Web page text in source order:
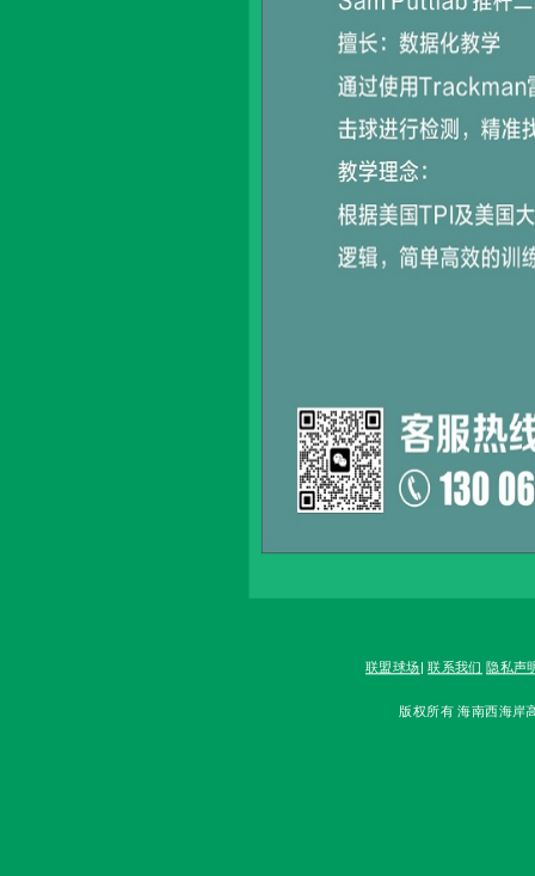
联盟球场|联系我们 隐私声
版权所有 海南西海岸